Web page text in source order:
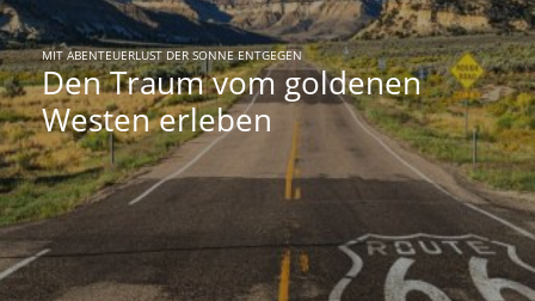
MIT ABENTEUERLUST DER SONNE ENTGEGEN
Den Traum vom goldenen
Westen erleben